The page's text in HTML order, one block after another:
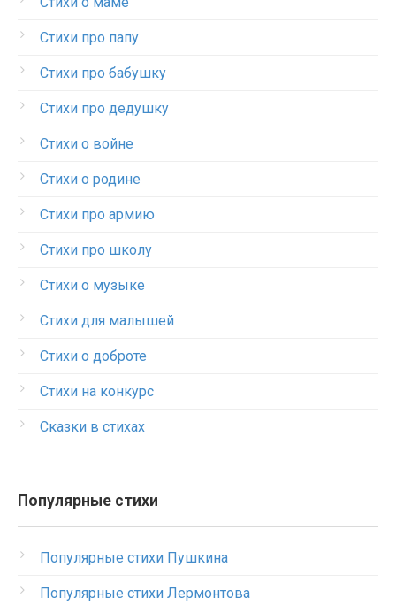
Стихи про папу
Стихи про бабушку
Стихи про дедушку
Стихи о войне
Стихи о родине
Стихи про армию
Стихи про школу
Стихи о музыке
Стихи для малышей
Стихи о доброте
Стихи на конкурс
Сказки в стихах
Популярные стихи
Популярные стихи Пушкина
Популярные стихи Лермонтова